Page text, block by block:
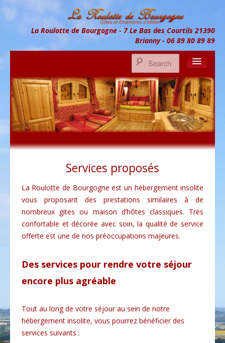
La Roulotte de Bourgogne
UN GITE EN BOURGOGNE
La Roulotte de Bourgogne - 7 Le Bas des Courtils 21390
Brianny - 06 89 80 89 89
ACCUEIL
LA ROULOTTE DE BOURGOGNE
PISCINE
SERVICES PROPOSÉS
LUNE DE MIEL
ACCÈS
LIVRE D’OR
BONS CADEAUX
Services proposés
La Roulotte de Bourgogne est un hébergement insolite
vous proposant des prestations similaires à de
nombreux gites ou maison d’hôtes classiques. Très
confortable et décorée avec soin, la qualité de service
offerte est une de nos préoccupations majeures.
Des services pour rendre votre séjour
encore plus agréable
Tout au long de votre séjour au sein de notre
hébergement insolite, vous pourrez bénéficier des
services suivants :